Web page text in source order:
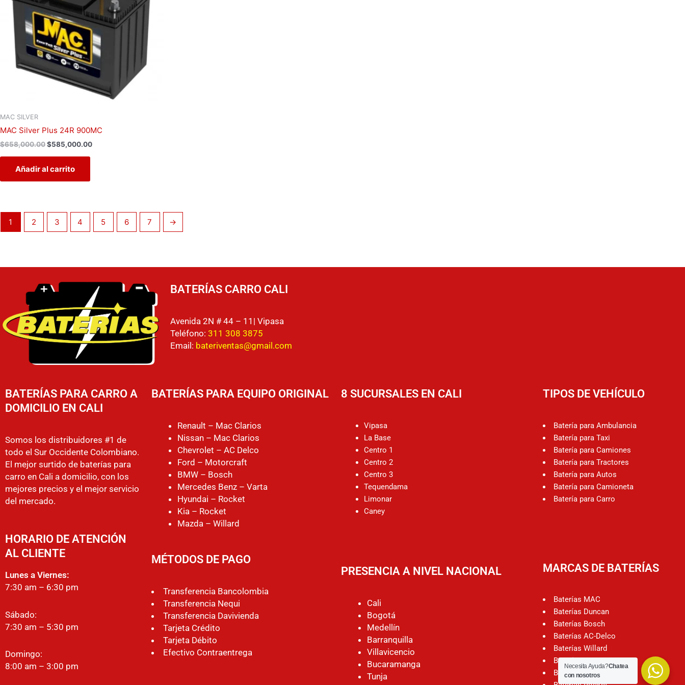
MAC SILVER
MAC Silver Plus 24R 900MC
$658,000.00$585,000.00
Añadir al carrito
1 2 3 4 5 6 7 →
BATERÍAS CARRO CALI
Avenida 2N # 44 – 11| Vipasa
Teléfono: 311 308 3875
Email: bateriventas@gmail.com
BATERÍAS PARA CARRO A
DOMICILIO EN CALI
Somos los distribuidores #1 de
todo el Sur Occidente Colombiano.
El mejor surtido de baterías para
carro en Cali a domicilio, con los
mejores precios y el mejor servicio
del mercado.
HORARIO DE ATENCIÓN
AL CLIENTE
Lunes a Viernes:
7:30 am – 6:30 pm
Sábado:
7:30 am – 5:30 pm
Domingo:
8:00 am – 3:00 pm
BATERÍAS PARA EQUIPO ORIGINAL
Renault – Mac Clarios
Nissan – Mac Clarios
Chevrolet – AC Delco
Ford – Motorcraft
BMW – Bosch
Mercedes Benz – Varta
Hyundai – Rocket
Kia – Rocket
Mazda – Willard
MÉTODOS DE PAGO
Transferencia Bancolombia
Transferencia Nequi
Transferencia Davivienda
Tarjeta Crédito
Tarjeta Débito
Efectivo Contraentrega
8 SUCURSALES EN CALI
Vipasa
La Base
Centro 1
Centro 2
Centro 3
Tequendama
Limonar
Caney
PRESENCIA A NIVEL NACIONAL
Cali
Bogotá
Medellín
Barranquilla
Villavicencio
Bucaramanga
Tunja
TIPOS DE VEHÍCULO
Batería para Ambulancia
Batería para Taxi
Batería para Camiones
Batería para Tractores
Batería para Autos
Batería para Camioneta
Batería para Carro
MARCAS DE BATERÍAS
Baterías MAC
Baterías Duncan
Baterías Bosch
Baterías AC-Delco
Baterías Willard
Baterías Varta
Baterías Motorcraft
Necesita Ayuda?Chatea
con nosotros